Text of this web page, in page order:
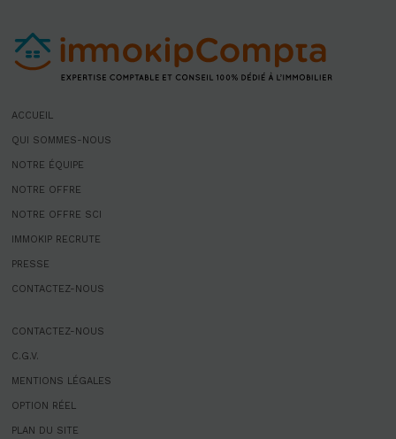
ACCUEIL
QUI SOMMES-NOUS
NOTRE ÉQUIPE
NOTRE OFFRE
NOTRE OFFRE SCI
IMMOKIP RECRUTE
PRESSE
CONTACTEZ-NOUS
CONTACTEZ-NOUS
C.G.V.
MENTIONS LÉGALES
OPTION RÉEL
PLAN DU SITE